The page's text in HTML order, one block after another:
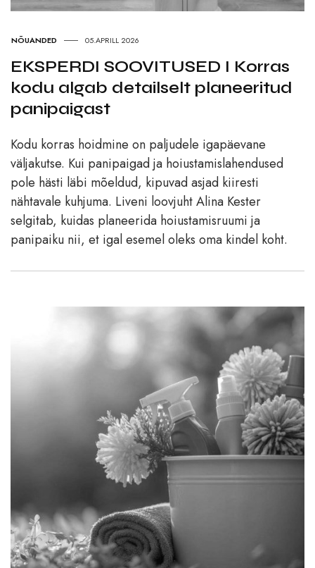
NÕUANDED 05.APRILL 2026
EKSPERDI SOOVITUSED I Korras
kodu algab detailselt planeeritud
panipaigast
Kodu korras hoidmine on paljudele igapäevane
väljakutse. Kui panipaigad ja hoiustamislahendused
pole hästi läbi mõeldud, kipuvad asjad kiiresti
nähtavale kuhjuma. Liveni loovjuht Alina Kester
selgitab, kuidas planeerida hoiustamisruumi ja
panipaiku nii, et igal esemel oleks oma kindel koht.